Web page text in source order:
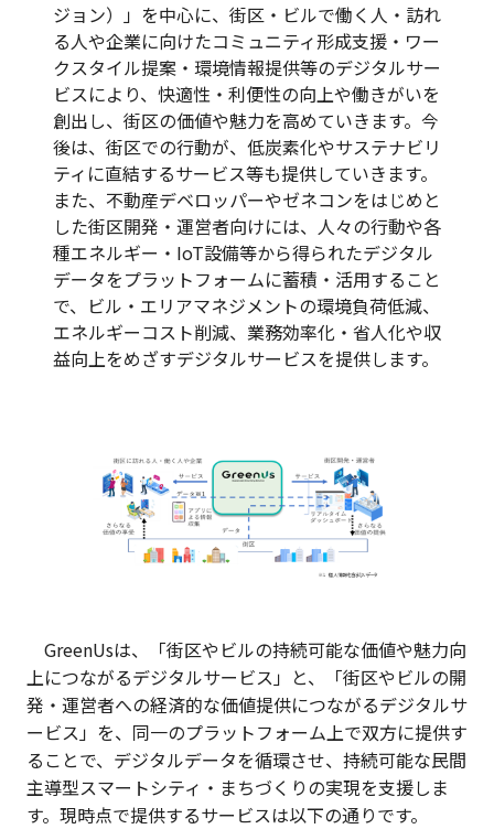
ジョン）」を中心に、街区・ビルで働く人・訪れ
る人や企業に向けたコミュニティ形成支援・ワー
クスタイル提案・環境情報提供等のデジタルサー
ビスにより、快適性・利便性の向上や働きがいを
創出し、街区の価値や魅力を高めていきます。今
後は、街区での行動が、低炭素化やサステナビリ
ティに直結するサービス等も提供していきます。
また、不動産デベロッパーやゼネコンをはじめと
した街区開発・運営者向けには、人々の行動や各
種エネルギー・IoT設備等から得られたデジタル
データをプラットフォームに蓄積・活用すること
で、ビル・エリアマネジメントの環境負荷低減、
エネルギーコスト削減、業務効率化・省人化や収
益向上をめざすデジタルサービスを提供します。
GreenUsは、「街区やビルの持続可能な価値や魅力向
上につながるデジタルサービス」と、「街区やビルの開
発・運営者への経済的な価値提供につながるデジタルサ
ービス」を、同一のプラットフォーム上で双方に提供す
ることで、デジタルデータを循環させ、持続可能な民間
主導型スマートシティ・まちづくりの実現を支援しま
す。現時点で提供するサービスは以下の通りです。